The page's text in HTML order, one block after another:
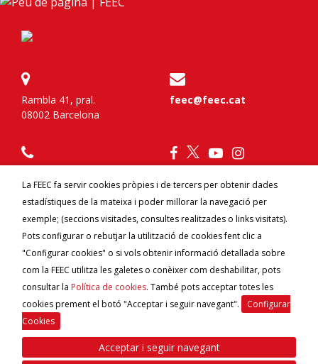
Rambla 41, pral.
08002 Barcelona
feec@feec.cat
Avantatges per federats
Canal ètic
La FEEC fa servir cookies pròpies i de tercers per obtenir dades
estadístiques de la mateixa i poder millorar la navegació per
exemple; (seccions visitades, consultes realitzades o links visitats).
Pots configurar o rebutjar la utilització de cookies fent clic a
"Configurar cookies" o si vols obtenir informació detallada sobre
com la FEEC utilitza les galetes o conèixer com deshabilitar, pots
consultar la Política de cookies. També pots acceptar totes les
cookies prement el botó "Acceptar i seguir navegant".
Configurar
Cookies
Acceptar i seguir navegant
FEECFederació d'Entitats Excursionistes de